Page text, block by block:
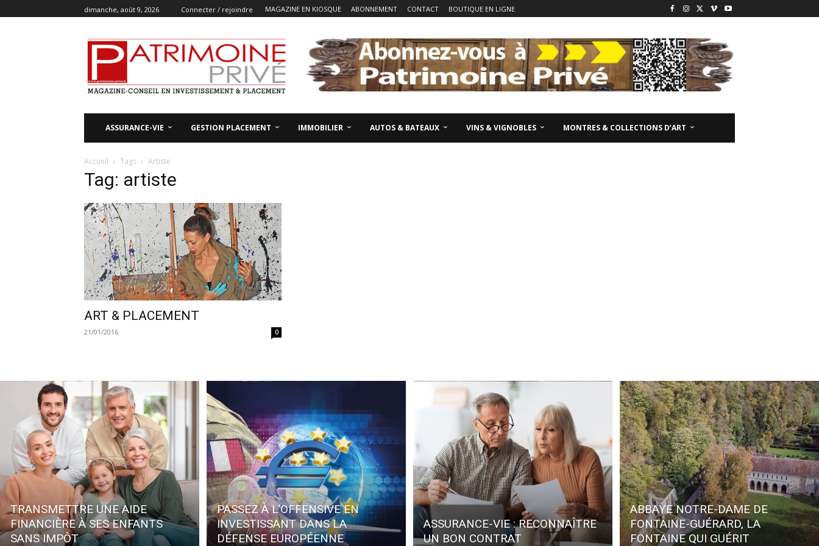
dimanche, août 9, 2026 Connecter / rejoindre MAGAZINE EN KIOSQUE ABONNEMENT CONTACT BOUTIQUE EN LIGNE
ASSURANCE-VIE GESTION PLACEMENT IMMOBILIER AUTOS & BATEAUX VINS & VIGNOBLES MONTRES & COLLECTIONS D’ART
Accueil Tags Artiste
Tag: artiste
ART & PLACEMENT
21/01/2016 0
TRANSMETTRE UNE AIDE
FINANCIÈRE À SES ENFANTS
SANS IMPÔT
PASSEZ À L’OFFENSIVE EN
INVESTISSANT DANS LA
DÉFENSE EUROPÉENNE
ASSURANCE-VIE : RECONNAÎTRE
UN BON CONTRAT
ABBAYE NOTRE-DAME DE
FONTAINE-GUÉRARD, LA
FONTAINE QUI GUÉRIT